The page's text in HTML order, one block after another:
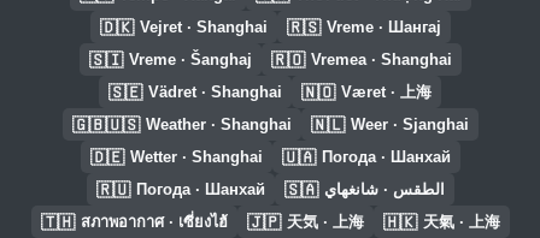
🇩🇰 Vejret · Shanghai 🇷🇸 Vreme · Шангај
🇸🇮 Vreme · Šanghaj 🇷🇴 Vremea · Shanghai
🇸🇪 Vädret · Shanghai 🇳🇴 Været · 上海
🇬🇧🇺🇸 Weather · Shanghai 🇳🇱 Weer · Sjanghai
🇩🇪 Wetter · Shanghai 🇺🇦 Погода · Шанхай
🇷🇺 Погода · Шанхай 🇸🇦 الطقس · شانغهاي
🇹🇭 สภาพอากาศ · เซี่ยงไฮ้ 🇯🇵 天気 · 上海 🇭🇰 天氣 · 上海